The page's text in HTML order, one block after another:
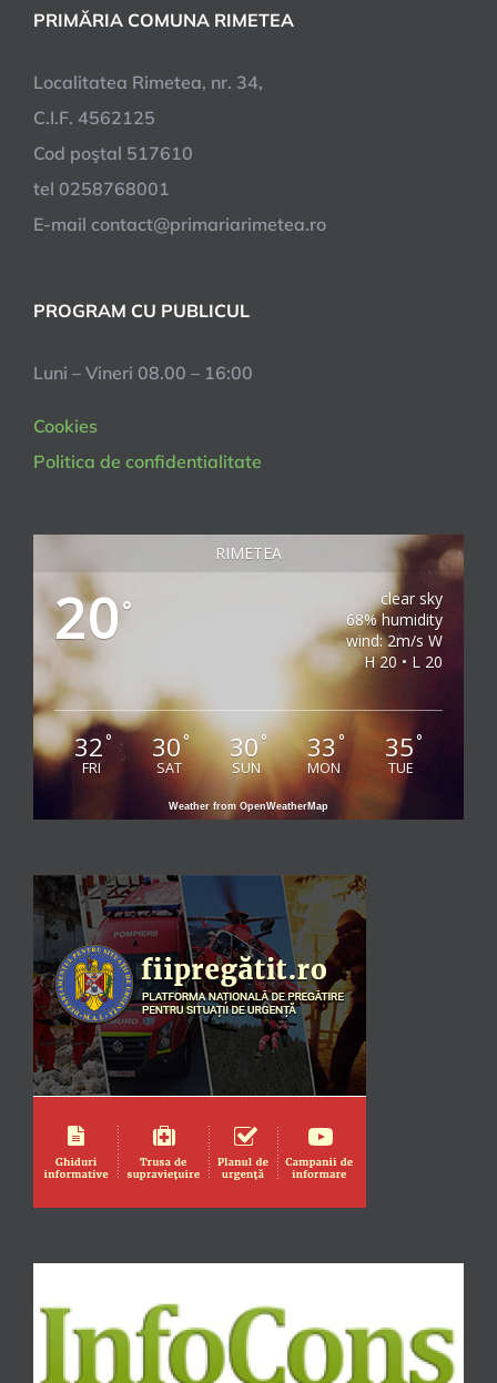
PRIMĂRIA COMUNA RIMETEA
Localitatea Rimetea, nr. 34,
C.I.F. 4562125
Cod poştal 517610
tel 0258768001
E-mail contact@primariarimetea.ro
PROGRAM CU PUBLICUL
Luni – Vineri 08.00 – 16:00
Cookies
Politica de confidentialitate
RIMETEA
20°
clear sky
68% humidity
wind: 2m/s W
H 20 • L 20
32°
FRI
30°
SAT
30°
SUN
33°
MON
35°
TUE
Weather from OpenWeatherMap